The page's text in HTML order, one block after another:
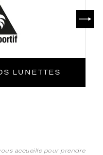
LUNETTES
accueille pour prendre